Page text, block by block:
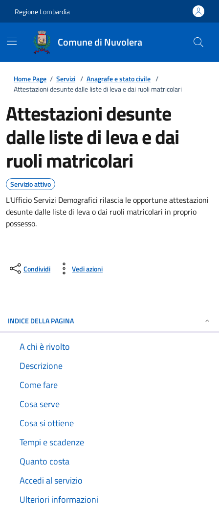
Regione Lombardia
Comune di Nuvolera
Home Page / Servizi / Anagrafe e stato civile /
Attestazioni desunte dalle liste di leva e dai ruoli matricolari
Attestazioni desunte
dalle liste di leva e dai
ruoli matricolari
Servizio attivo
L'Ufficio Servizi Demografici rilascia le opportune attestazioni
desunte dalle liste di leva o dai ruoli matricolari in proprio
possesso.
Condividi Vedi azioni
INDICE DELLA PAGINA
A chi è rivolto
Descrizione
Come fare
Cosa serve
Cosa si ottiene
Tempi e scadenze
Quanto costa
Accedi al servizio
Ulteriori informazioni